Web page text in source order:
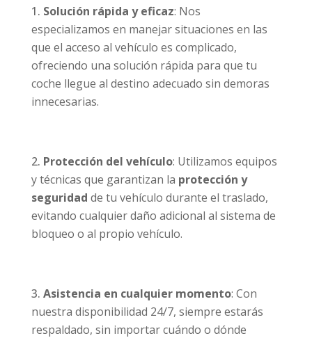
Solución rápida y eficaz: Nos
especializamos en manejar situaciones en las
que el acceso al vehículo es complicado,
ofreciendo una solución rápida para que tu
coche llegue al destino adecuado sin demoras
innecesarias.
Protección del vehículo: Utilizamos equipos
y técnicas que garantizan la protección y
seguridad de tu vehículo durante el traslado,
evitando cualquier daño adicional al sistema de
bloqueo o al propio vehículo.
Asistencia en cualquier momento: Con
nuestra disponibilidad 24/7, siempre estarás
respaldado, sin importar cuándo o dónde